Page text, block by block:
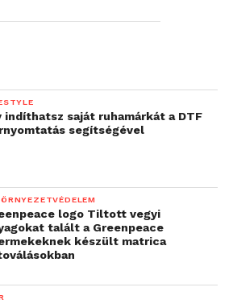
indíthatsz saját ruhamárkát a DTF
segítségével
logo Tiltott vegyi
talált a Greenpeace
készült matrica